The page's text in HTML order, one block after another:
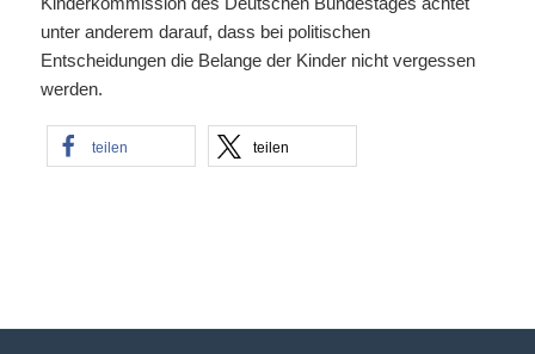
unter anderem darauf, dass bei politischen
Entscheidungen die Belange der Kinder nicht vergessen
werden.
teilen teilen